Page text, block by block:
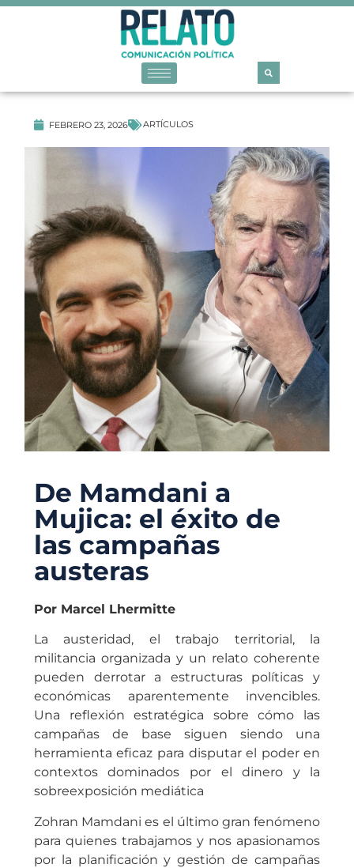
FEBRERO 23, 2026 ARTÍCULOS
De Mamdani a
Mujica: el éxito de
las campañas
austeras
Por Marcel Lhermitte
La austeridad, el trabajo territorial, la
militancia organizada y un relato coherente
pueden derrotar a estructuras políticas y
económicas aparentemente invencibles.
Una reflexión estratégica sobre cómo las
campañas de base siguen siendo una
herramienta eficaz para disputar el poder en
contextos dominados por el dinero y la
sobreexposición mediática
Zohran Mamdani es el último gran fenómeno
para quienes trabajamos y nos apasionamos
por la planificación y gestión de campañas